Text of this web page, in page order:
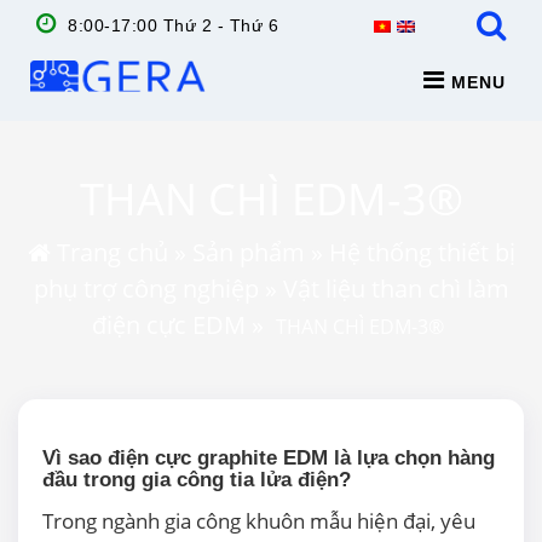
8:00-17:00 Thứ 2 - Thứ 6
MENU
Vì sao điện cực graphite EDM là lựa chọn hàng
đầu trong gia công tia lửa điện?
Trong ngành gia công khuôn mẫu hiện đại, yêu